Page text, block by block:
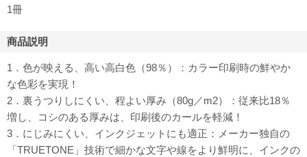
1冊
商品説明
1．色が映える、高い高白色（98％）：カラー印刷時の鮮やか
な色彩を実現！
2．裏うつりしにくい、程よい厚み（80g／m2）：従来比18％
増し、コシのある厚みは、印刷後のカールを軽減！
3．にじみにくい、インクジェットにも適正：メーカー独自の
「TRUETONE」技術で細かな文字や線をより鮮明に、インクの